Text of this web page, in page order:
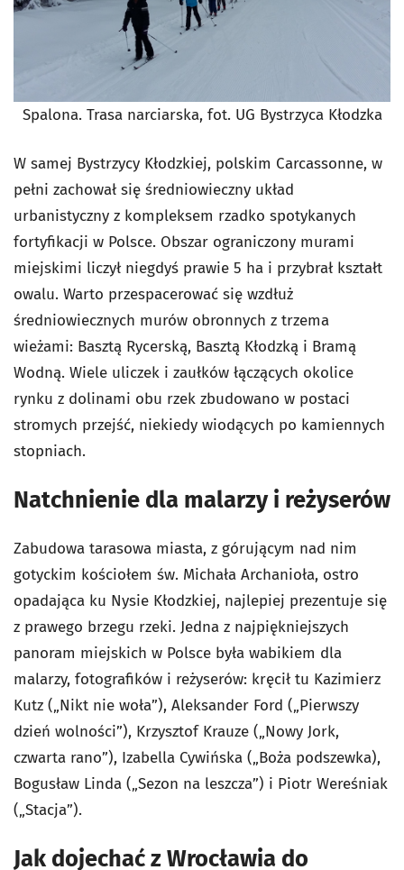
Spalona. Trasa narciarska, fot. UG Bystrzyca Kłodzka
W samej Bystrzycy Kłodzkiej, polskim Carcassonne, w
pełni zachował się średniowieczny układ
urbanistyczny z kompleksem rzadko spotykanych
fortyfikacji w Polsce. Obszar ograniczony murami
miejskimi liczył niegdyś prawie 5 ha i przybrał kształt
owalu. Warto przespacerować się wzdłuż
średniowiecznych murów obronnych z trzema
wieżami: Basztą Rycerską, Basztą Kłodzką i Bramą
Wodną. Wiele uliczek i zaułków łączących okolice
rynku z dolinami obu rzek zbudowano w postaci
stromych przejść, niekiedy wiodących po kamiennych
stopniach.
Natchnienie dla malarzy i reżyserów
Zabudowa tarasowa miasta, z górującym nad nim
gotyckim kościołem św. Michała Archanioła, ostro
opadająca ku Nysie Kłodzkiej, najlepiej prezentuje się
z prawego brzegu rzeki. Jedna z najpiękniejszych
panoram miejskich w Polsce była wabikiem dla
malarzy, fotografików i reżyserów: kręcił tu Kazimierz
Kutz („Nikt nie woła”), Aleksander Ford („Pierwszy
dzień wolności”), Krzysztof Krauze („Nowy Jork,
czwarta rano”), Izabella Cywińska („Boża podszewka),
Bogusław Linda („Sezon na leszcza”) i Piotr Wereśniak
(„Stacja”).
Jak dojechać z Wrocławia do